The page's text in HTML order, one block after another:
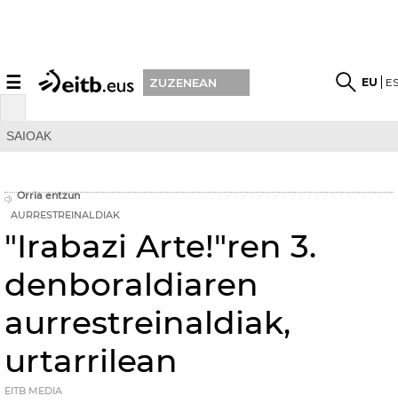
☰ ZUZENEAN EU
SAIOAK
Orria entzun
AURRESTREINALDIAK
"Irabazi Arte!"ren 3.
denboraldiaren
aurrestreinaldiak,
urtarrilean
EITB MEDIA